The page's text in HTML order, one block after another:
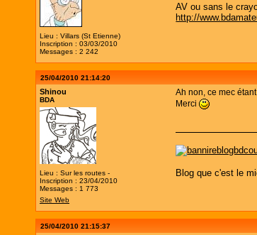
Lieu : Villars (St Etienne)
Inscription : 03/03/2010
Messages : 2 242
AV ou sans le
http://
25/04/2010 21:14:20
Shinou
BDA
Lieu : Sur les routes -
Inscription : 23/04/2010
Messages : 1 773
Site Web
Ah non, ce mec
Merci
Blog que c'est le
25/04/2010 21:15:37